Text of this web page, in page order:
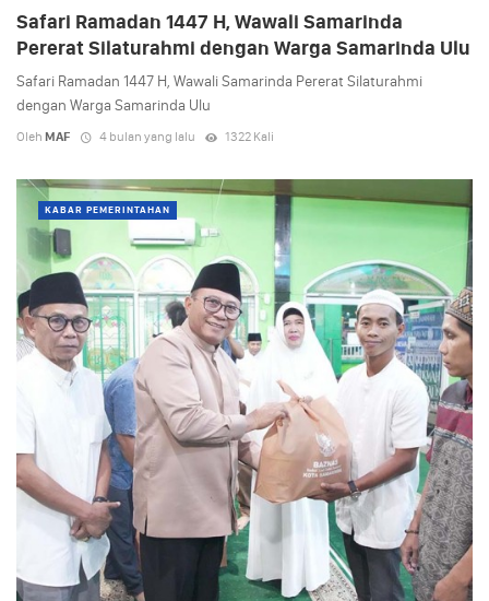
Safari Ramadan 1447 H, Wawali Samarinda
Pererat Silaturahmi dengan Warga Samarinda Ulu
Safari Ramadan 1447 H, Wawali Samarinda Pererat Silaturahmi
dengan Warga Samarinda Ulu
Oleh MAF 4 bulan yang lalu 1322 Kali
KABAR PEMERINTAHAN